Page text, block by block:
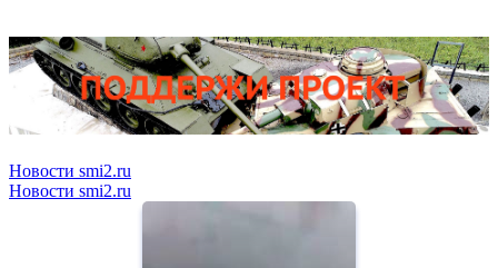
Новости smi2.ru
Новости smi2.ru